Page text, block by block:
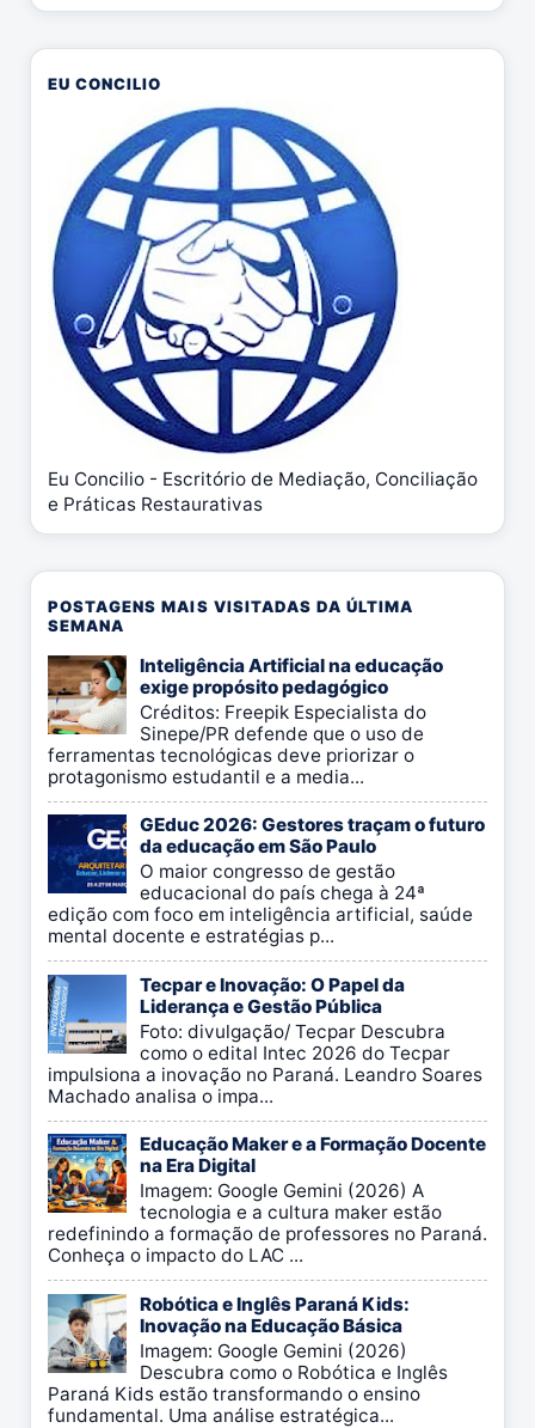
EU CONCILIO
Eu Concilio - Escritório de Mediação, Conciliação
e Práticas Restaurativas
POSTAGENS MAIS VISITADAS DA ÚLTIMA
SEMANA
Inteligência Artificial na educação
exige propósito pedagógico
Créditos: Freepik Especialista do
Sinepe/PR defende que o uso de
ferramentas tecnológicas deve priorizar o
protagonismo estudantil e a media...
GEduc 2026: Gestores traçam o futuro
da educação em São Paulo
O maior congresso de gestão
educacional do país chega à 24ª
edição com foco em inteligência artificial, saúde
mental docente e estratégias p...
Tecpar e Inovação: O Papel da
Liderança e Gestão Pública
Foto: divulgação/ Tecpar Descubra
como o edital Intec 2026 do Tecpar
impulsiona a inovação no Paraná. Leandro Soares
Machado analisa o impa...
Educação Maker e a Formação Docente
na Era Digital
Imagem: Google Gemini (2026) A
tecnologia e a cultura maker estão
redefinindo a formação de professores no Paraná.
Conheça o impacto do LAC ...
Robótica e Inglês Paraná Kids:
Inovação na Educação Básica
Imagem: Google Gemini (2026)
Descubra como o Robótica e Inglês
Paraná Kids estão transformando o ensino
fundamental. Uma análise estratégica...